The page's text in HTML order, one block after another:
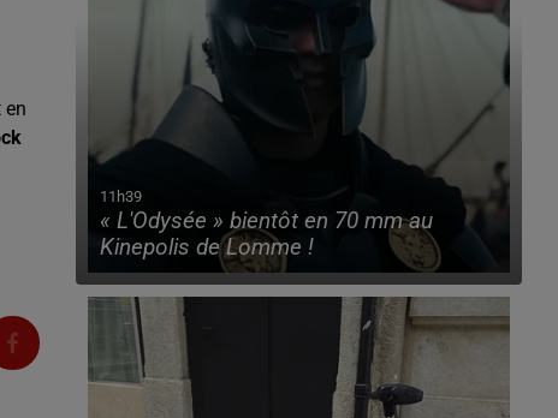
en
11h39
« L'Odysée » bientôt en 70 mm au
Kinepolis de Lomme !